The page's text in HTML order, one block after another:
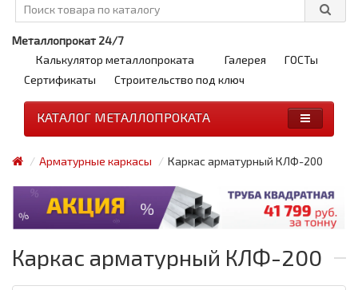
Металлопрокат 24/7
Калькулятор металлопроката
Галерея
ГОСТы
Сертификаты
Строительство под ключ
КАТАЛОГ МЕТАЛЛОПРОКАТА
Арматурные каркасы Каркас арматурный КЛФ-200
Каркас арматурный КЛФ-200